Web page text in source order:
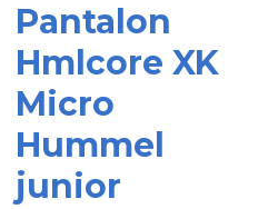
Pantalon
Hmlcore XK
Micro
Hummel
junior